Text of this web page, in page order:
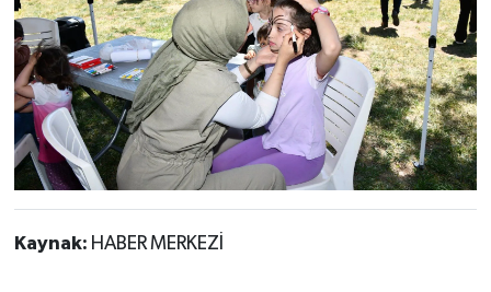
Kaynak: HABER MERKEZİ